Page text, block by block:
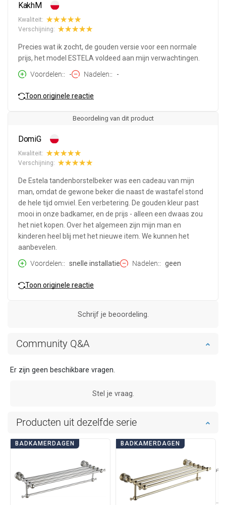
KakhM
Kwaliteit:
Verschijning:
Precies wat ik zocht, de gouden versie voor een normale
prijs, het model ESTELA voldeed aan mijn verwachtingen.
Voordelen:
- Nadelen: -
Toon originele reactie
Beoordeling van dit product
DomiG
Kwaliteit:
Verschijning:
De Estela tandenborstelbeker was een cadeau van mijn
man, omdat de gewone beker die naast de wastafel stond
de hele tijd omviel. Een verbetering. De gouden kleur past
mooi in onze badkamer, en de prijs - alleen een dwaas zou
het niet kopen. Over het algemeen zijn mijn man en
kinderen heel blij met het nieuwe item. We kunnen het
aanbevelen.
Voordelen:
snelle installatie Nadelen: geen
Toon originele reactie
Schrijf je beoordeling.
Community Q&A
Er zijn geen beschikbare vragen.
Stel je vraag.
Producten uit dezelfde serie
BADKAMERDAGEN BADKAMERDAGEN